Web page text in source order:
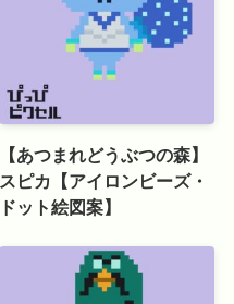
【あつまれどうぶつの森】
スピカ【アイロンビーズ・
ドット絵図案】